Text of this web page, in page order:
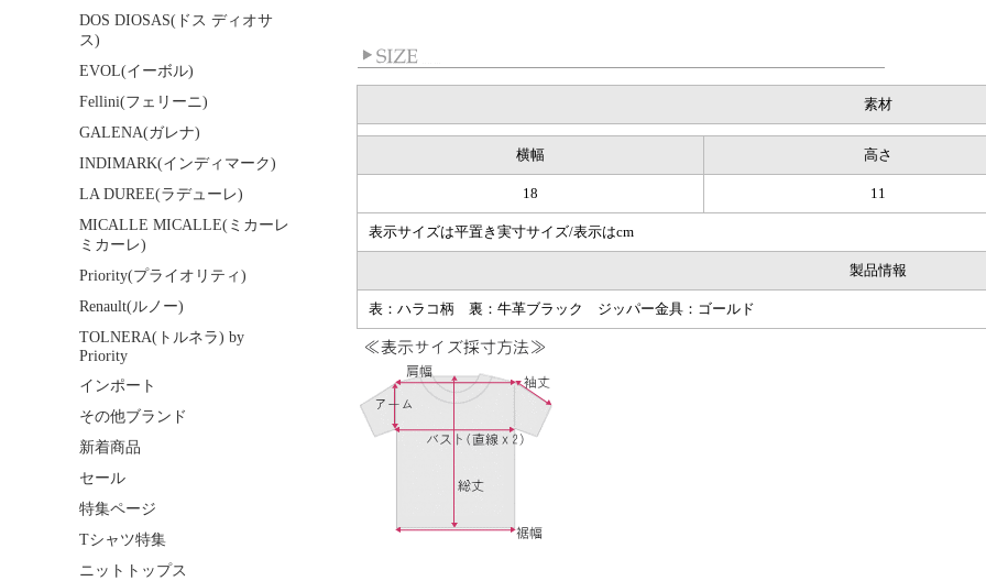
素材
横幅 高さ
18 11
表示サイズは平置き実寸サイズ/表示はcm
製品情報
表：ハラコ柄 裏：牛革ブラック ジッパー金具：ゴールド
DOS DIOSAS(ドス ディオサ
ス)
EVOL(イーボル)
Fellini(フェリーニ)
GALENA(ガレナ)
INDIMARK(インディマーク)
LA DUREE(ラデューレ)
MICALLE MICALLE(ミカーレ
ミカーレ)
Priority(プライオリティ)
Renault(ルノー)
TOLNERA(トルネラ) by
Priority
インポート
その他ブランド
新着商品
セール
特集ページ
Tシャツ特集
ニットトップス